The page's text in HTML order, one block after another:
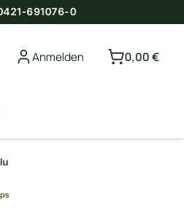
691076-0
Anmelden 0,00 €